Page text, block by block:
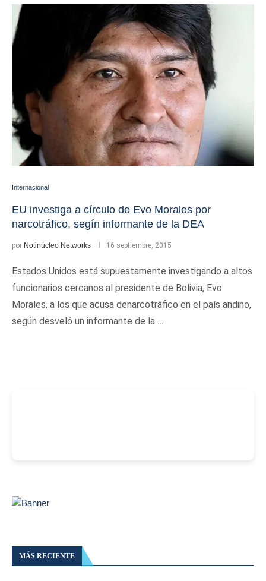
Internacional
EU investiga a círculo de Evo Morales por
narcotráfico, segín informante de la DEA
por Notinúcleo Networks 16 septiembre, 2015
Estados Unidos está supuestamente investigando a altos
funcionarios cercanos al presidente de Bolivia, Evo
Morales, a los que acusa denarcotráfico en el país andino,
según desveló un informante de la …
MÁS RECIENTE